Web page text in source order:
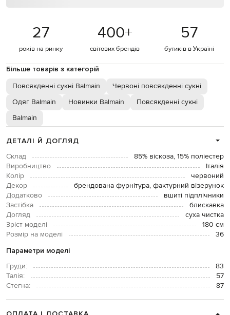
27
років на ринку
400+
світових брендів
57
бутиків в Україні
Більше товарів з категорій
Повсякденні сукні Balmain
Червоні повсякденні сукні
Одяг Balmain
Новинки Balmain
Повсякденні сукні
Balmain
ДЕТАЛІ Й ДОГЛЯД
Склад
85% віскоза, 15% поліестер
Виробництво
Італія
Колір
червоний
Декор
брендована фурнітура, фактурний візерунок
Додатково
вшиті підплічники
Застібка
блискавка
Догляд
суха чистка
Зріст моделі
180 см
Розмір на моделі
36
Параметри моделі
Груди:
83
Талія:
57
Стегна:
87